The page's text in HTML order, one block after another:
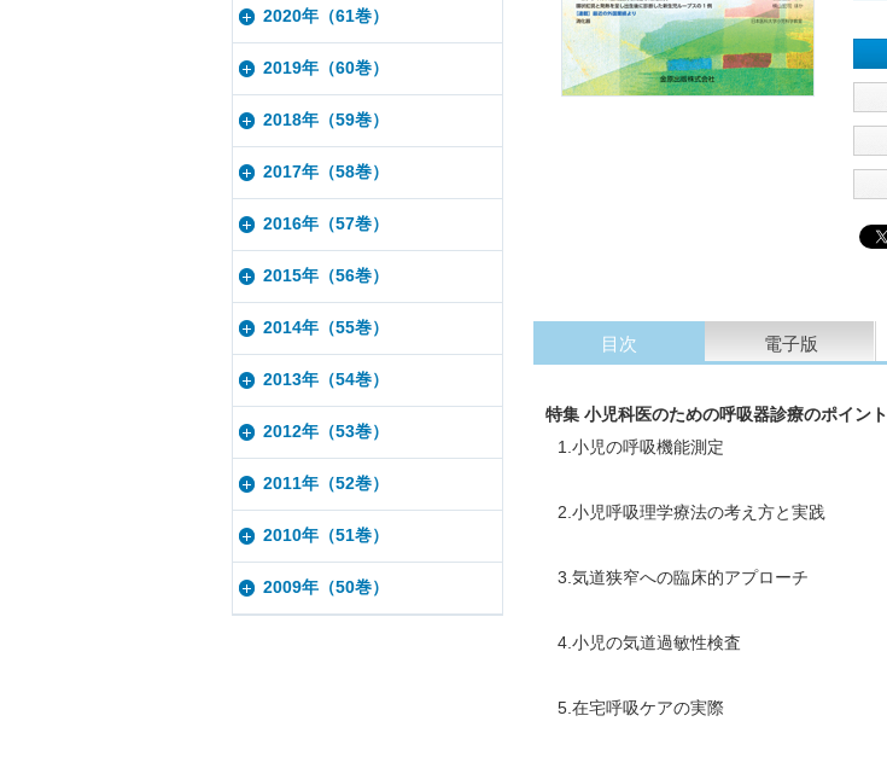
目次 電子版
特集 小児科医のための呼吸器診療のポイント
1.小児の呼吸機能測定
2.小児呼吸理学療法の考え方と実践
3.気道狭窄への臨床的アプローチ
4.小児の気道過敏性検査
5.在宅呼吸ケアの実際
2020年（61巻）
2019年（60巻）
2018年（59巻）
2017年（58巻）
2016年（57巻）
2015年（56巻）
2014年（55巻）
2013年（54巻）
2012年（53巻）
2011年（52巻）
2010年（51巻）
2009年（50巻）